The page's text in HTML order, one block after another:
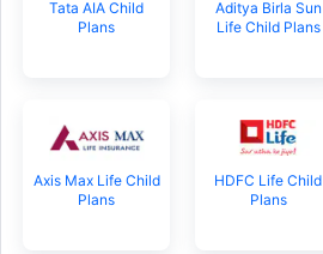
Tata AIA Child
Plans
Aditya Birla Sun
Life Child Plans
Axis Max Life Child
Plans
HDFC Life Child
Plans